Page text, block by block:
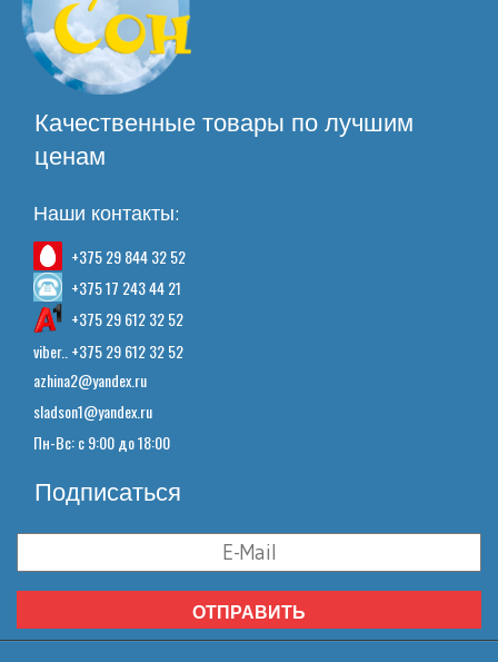
Качественные товары по лучшим
ценам
Наши контакты:
+375 29 844 32 52
+375 17 243 44 21
+375 29 612 32 52
viber.. +375 29 612 32 52
azhina2@yandex.ru
sladson1@yandex.ru
Пн-Вс: с 9:00 до 18:00
Подписаться
ОТПРАВИТЬ